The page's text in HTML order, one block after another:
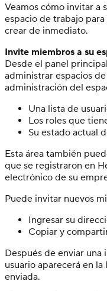
Veamos cómo invitar a
espacio de trabajo
crear de inmediato.
Invite miembros a su
Desde el panel
administrar espacios
administración del
Una lista de
Los roles que
Su estado actual
Esta área también
que se registraron en
electrónico de su
Puede invitar nuevos
Ingresar su
Copiar y
Después de enviar
usuario aparecerá en
enviada.